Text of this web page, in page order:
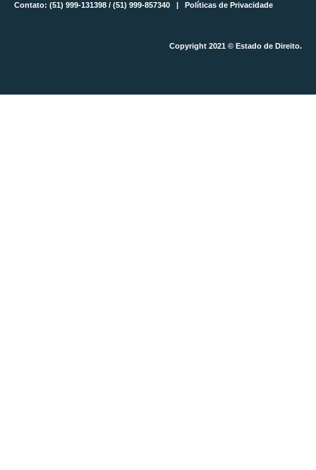
Contato: (51) 999-131398 / (51) 999-857340 | Políticas de Privacidade
Copyright 2021 © Estado de Direito.